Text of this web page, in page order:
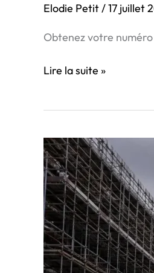
Elodie Petit/17 juillet
Obtenez votre
Lire la suite »
Comment
gérer
la
pénurie
de
main-
d’œuvre
: